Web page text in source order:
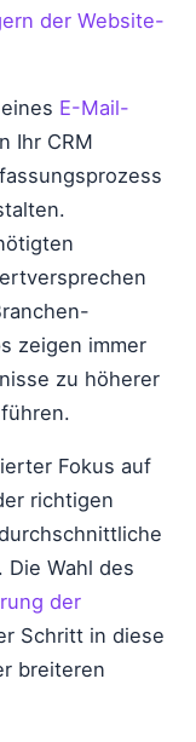
der Website-
E-Mail-
Ihr CRM
zeigen immer
zu höherer
Fokus auf
richtigen
Die Wahl des
der
Schritt in diese
breiteren